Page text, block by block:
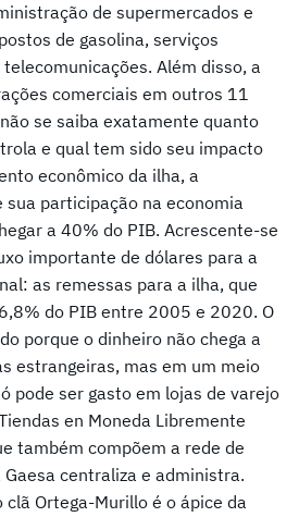
de supermercados e
de gasolina, serviços
Além disso, a
comerciais em outros 11
se saiba exatamente quanto
e qual tem sido seu impacto
econômico da ilha, a
sua participação na economia
a 40% do PIB. Acrescente-se
importante de dólares para a
as remessas para a ilha, que
do PIB entre 2005 e 2020. O
porque o dinheiro não chega a
estrangeiras, mas em um meio
pode ser gasto em lojas de varejo
en Moneda Libremente
também compõem a rede de
centraliza e administra.
clã Ortega-Murillo é o ápice da